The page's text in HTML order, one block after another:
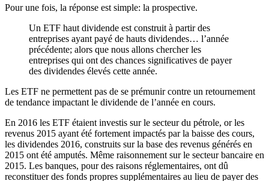
Pour une fois, la réponse est simple: la prospective.
Un ETF haut dividende est construit à partir des
entreprises ayant payé de hauts dividendes… l’année
précédente; alors que nous allons chercher les
entreprises qui ont des chances significatives de payer
des dividendes élevés cette année.
Les ETF ne permettent pas de se prémunir contre un retournement
de tendance impactant le dividende de l’année en cours.
En 2016 les ETF étaient investis sur le secteur du pétrole, or les
revenus 2015 ayant été fortement impactés par la baisse des cours,
les dividendes 2016, construits sur la base des revenus générés en
2015 ont été amputés. Même raisonnement sur le secteur bancaire en
2015. Les banques, pour des raisons réglementaires, ont dû
reconstituer des fonds propres supplémentaires au lieu de payer des